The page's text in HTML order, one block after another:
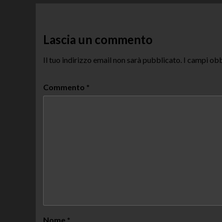
Lascia un commento
Il tuo indirizzo email non sarà pubblicato. I campi
Commento *
Nome *